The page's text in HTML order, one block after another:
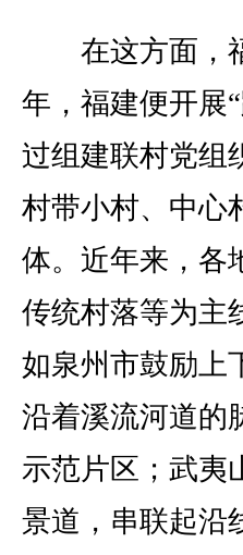
在这方面，福
年，福建便开展
过组建联村党组
村带小村、中心
体。近年来，各
传统村落等为主
如泉州市鼓励上
沿着溪流河道的
示范片区；武夷
景道，串联起沿